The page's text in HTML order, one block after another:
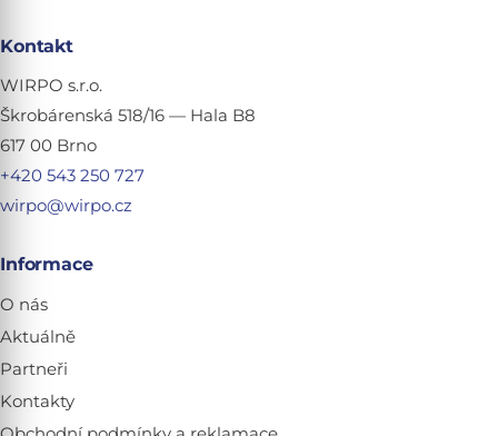
Kontakt
WIRPO s.r.o.
Škrobárenská 518/16 — Hala B8
617 00 Brno
+420 543 250 727
wirpo@wirpo.cz
Informace
O nás
Aktuálně
Partneři
Kontakty